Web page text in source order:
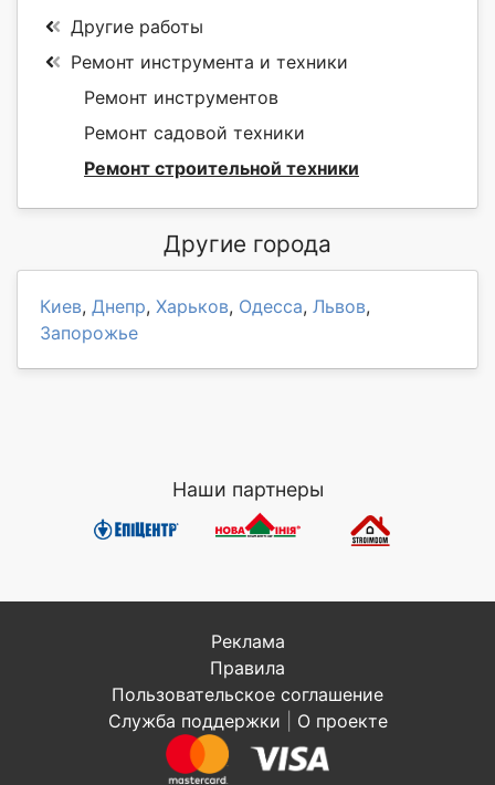
Другие работы
Ремонт инструмента и техники
Ремонт инструментов
Ремонт садовой техники
Ремонт строительной техники
Другие города
Киев, Днепр, Харьков, Одесса, Львов,
Запорожье
Наши партнеры
Реклама
Правила
Пользовательское соглашение
Служба поддержки
О проекте